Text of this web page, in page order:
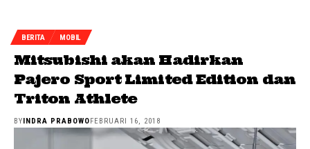
BERITA MOBIL
Mitsubishi akan Hadirkan
Pajero Sport Limited Edition dan
Triton Athlete
BY INDRA PRABOWO FEBRUARI 16, 2018